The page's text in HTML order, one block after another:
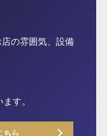
の雰囲気、設備
す。
ちら